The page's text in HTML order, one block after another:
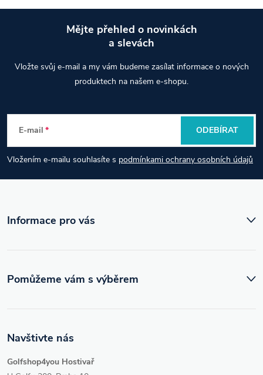
p
a
t
Mějte přehled o novinkách
a slevách
Vložte svůj e-mail a my vám budeme zasílat informace o nových
produktech na našem e-shopu.
E-mail
Vložením e-mailu souhlasíte s podmínkami ochrany osobních údajů
ODEBÍRAT
Informace pro vás
Navštivte nás
Golfshop4you Hostivař
Pomůžeme vám s výběrem